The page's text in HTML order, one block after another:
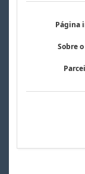
Página
Sobre